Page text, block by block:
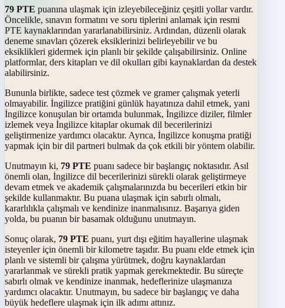
79 PTE puanına ulaşmak için izleyebileceğiniz çeşitli yollar vardır.
Öncelikle, sınavın formatını ve soru tiplerini anlamak için resmi
PTE kaynaklarından yararlanabilirsiniz. Ardından, düzenli olarak
deneme sınavları çözerek eksiklerinizi belirleyebilir ve bu
eksiklikleri gidermek için planlı bir şekilde çalışabilirsiniz. Online
platformlar, ders kitapları ve dil okulları gibi kaynaklardan da destek
alabilirsiniz.
Bununla birlikte, sadece test çözmek ve gramer çalışmak yeterli
olmayabilir. İngilizce pratiğini günlük hayatınıza dahil etmek, yani
İngilizce konuşulan bir ortamda bulunmak, İngilizce diziler, filmler
izlemek veya İngilizce kitaplar okumak dil becerilerinizi
geliştirmenize yardımcı olacaktır. Ayrıca, İngilizce konuşma pratiği
yapmak için bir dil partneri bulmak da çok etkili bir yöntem olabilir.
Unutmayın ki, 79 PTE puanı sadece bir başlangıç noktasıdır. Asıl
önemli olan, İngilizce dil becerilerinizi sürekli olarak geliştirmeye
devam etmek ve akademik çalışmalarınızda bu becerileri etkin bir
şekilde kullanmaktır. Bu puana ulaşmak için sabırlı olmalı,
kararlılıkla çalışmalı ve kendinize inanmalısınız. Başarıya giden
yolda, bu puanın bir basamak olduğunu unutmayın.
Sonuç olarak, 79 PTE puanı, yurt dışı eğitim hayallerine ulaşmak
isteyenler için önemli bir kilometre taşıdır. Bu puanı elde etmek için
planlı ve sistemli bir çalışma yürütmek, doğru kaynaklardan
yararlanmak ve sürekli pratik yapmak gerekmektedir. Bu süreçte
sabırlı olmak ve kendinize inanmak, hedeflerinize ulaşmanıza
yardımcı olacaktır. Unutmayın, bu sadece bir başlangıç ve daha
büyük hedeflere ulaşmak için ilk adımı attınız.